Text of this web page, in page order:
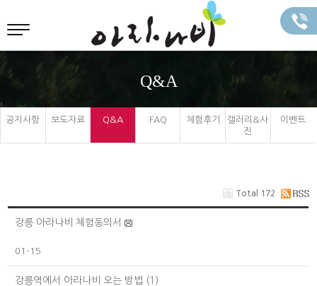
Q&A
공지사항 보도자료 Q&A FAQ 체험후기
갤러리&사
진
이벤트
Total 172
강릉 아라나비 체험동의서
01-15
강릉역에서 아라나비 오는 방법 (1)